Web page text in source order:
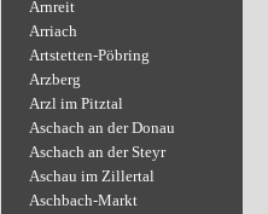
Arnreit
Arriach
Artstetten-Pöbring
Arzberg
Arzl im Pitztal
Aschach an der Donau
Aschach an der Steyr
Aschau im Zillertal
Aschbach-Markt